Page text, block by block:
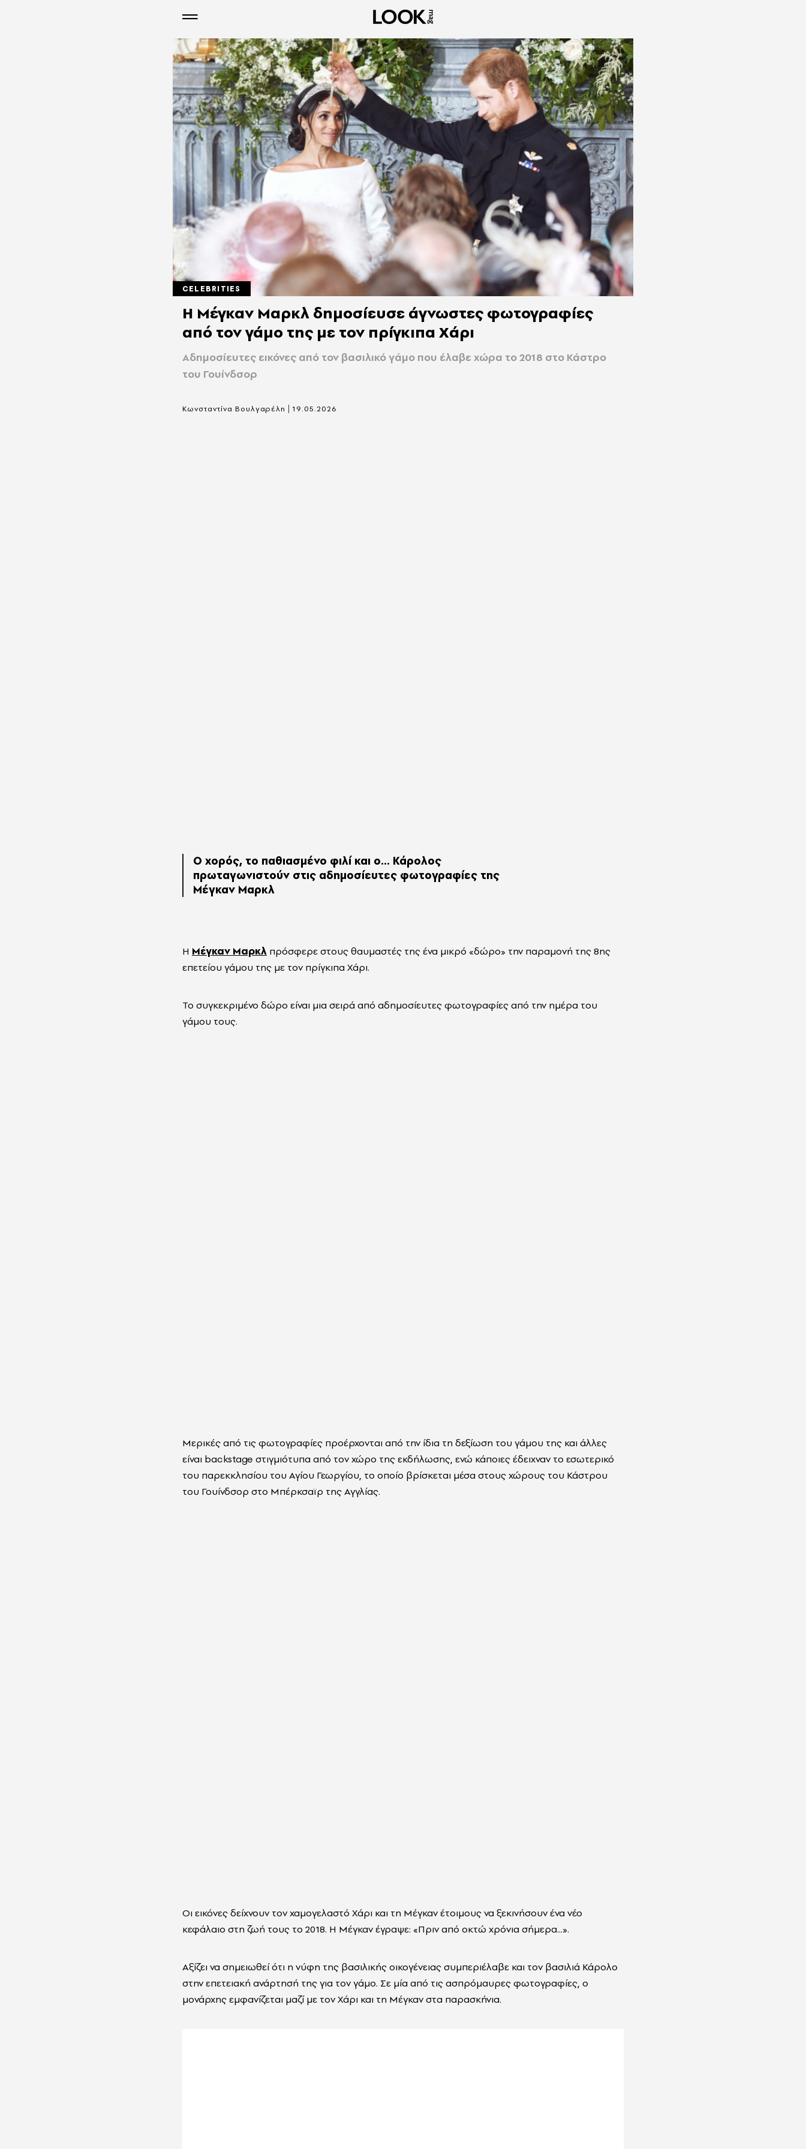
CELEBRITIES
Η Μέγκαν Μαρκλ δημοσίευσε άγνωστες φωτογραφίες
από τον γάμο της με τον πρίγκιπα Χάρι
Αδημοσίευτες εικόνες από τον βασιλικό γάμο που έλαβε χώρα το 2018 στο Κάστρο
του Γουίνδσορ
Κωνσταντίνα Βουλγαρέλη | 19.05.2026
Ο χορός, το παθιασμένο φιλί και ο... Κάρολος
πρωταγωνιστούν στις αδημοσίευτες φωτογραφίες της
Μέγκαν Μαρκλ
Η Μέγκαν Μαρκλ πρόσφερε στους θαυμαστές της ένα μικρό «δώρο» την παραμονή της 8ης
επετείου γάμου της με τον πρίγκιπα Χάρι.
Το συγκεκριμένο δώρο είναι μια σειρά από αδημοσίευτες φωτογραφίες από την ημέρα του
γάμου τους.
Μερικές από τις φωτογραφίες προέρχονται από την ίδια τη δεξίωση του γάμου της και άλλες
είναι backstage στιγμιότυπα από τον χώρο της εκδήλωσης, ενώ κάποιες έδειχναν το εσωτερικό
του παρεκκλησίου του Αγίου Γεωργίου, το οποίο βρίσκεται μέσα στους χώρους του Κάστρου
του Γουίνδσορ στο Μπέρκσαϊρ της Αγγλίας.
Οι εικόνες δείχνουν τον χαμογελαστό Χάρι και τη Μέγκαν έτοιμους να ξεκινήσουν ένα νέο
κεφάλαιο στη ζωή τους το 2018. Η Μέγκαν έγραψε: «Πριν από οκτώ χρόνια σήμερα...».
Αξίζει να σημειωθεί ότι η νύφη της βασιλικής οικογένειας συμπεριέλαβε και τον βασιλιά Κάρολο
στην επετειακή ανάρτησή της για τον γάμο. Σε μία από τις ασπρόμαυρες φωτογραφίες, ο
μονάρχης εμφανίζεται μαζί με τον Χάρι και τη Μέγκαν στα παρασκήνια.